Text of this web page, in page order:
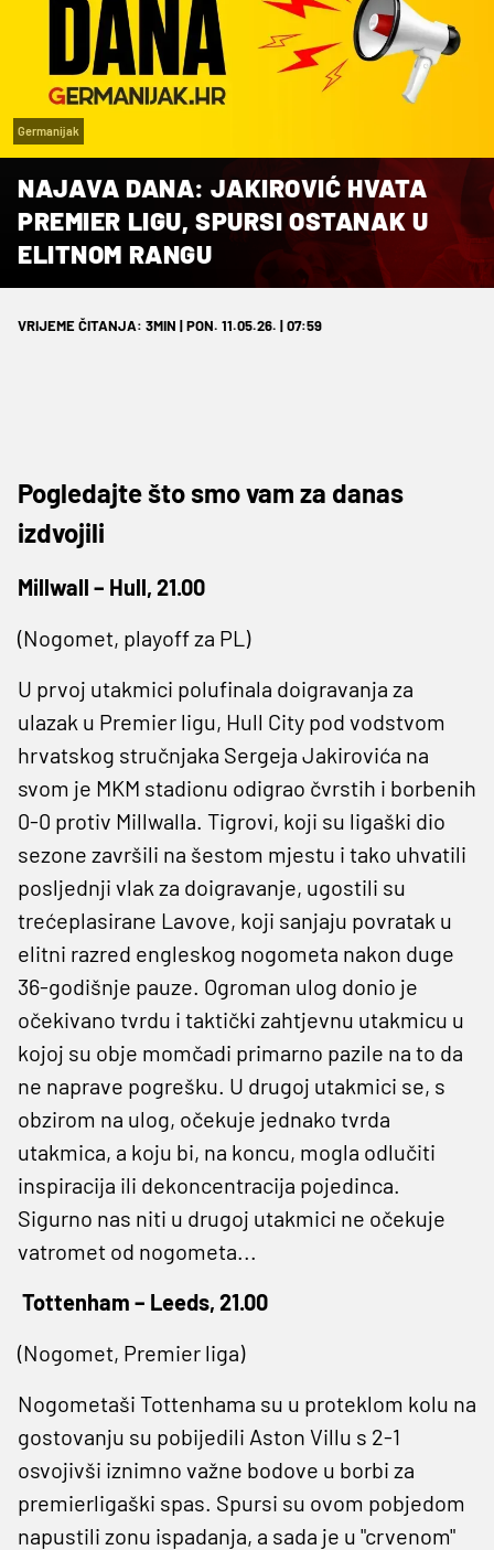
Germanijak
NAJAVA DANA: JAKIROVIĆ HVATA
PREMIER LIGU, SPURSI OSTANAK U
ELITNOM RANGU
VRIJEME ČITANJA: 3MIN | PON. 11.05.26. | 07:59
Pogledajte što smo vam za danas
izdvojili
Millwall – Hull, 21.00
(Nogomet, playoff za PL)
U prvoj utakmici polufinala doigravanja za
ulazak u Premier ligu, Hull City pod vodstvom
hrvatskog stručnjaka Sergeja Jakirovića na
svom je MKM stadionu odigrao čvrstih i borbenih
0-0 protiv Millwalla. Tigrovi, koji su ligaški dio
sezone završili na šestom mjestu i tako uhvatili
posljednji vlak za doigravanje, ugostili su
trećeplasirane Lavove, koji sanjaju povratak u
elitni razred engleskog nogometa nakon duge
36-godišnje pauze. Ogroman ulog donio je
očekivano tvrdu i taktički zahtjevnu utakmicu u
kojoj su obje momčadi primarno pazile na to da
ne naprave pogrešku. U drugoj utakmici se, s
obzirom na ulog, očekuje jednako tvrda
utakmica, a koju bi, na koncu, mogla odlučiti
inspiracija ili dekoncentracija pojedinca.
Sigurno nas niti u drugoj utakmici ne očekuje
vatromet od nogometa...
Tottenham – Leeds, 21.00
(Nogomet, Premier liga)
Nogometaši Tottenhama su u proteklom kolu na
gostovanju su pobijedili Aston Villu s 2-1
osvojivši iznimno važne bodove u borbi za
premierligaški spas. Spursi su ovom pobjedom
napustili zonu ispadanja, a sada je u "crvenom"